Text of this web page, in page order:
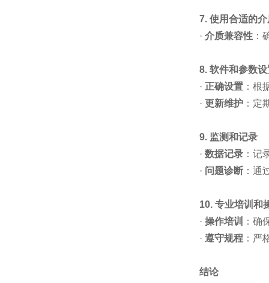
7. 使用合适的介
· 介质兼容性 ：
8. 软件和参数设
· 正确设置 ：根
· 更新维护 ：定
9. 监测和记录
· 数据记录 ：记
· 问题诊断 ：通
10. 专业培训和
· 操作培训
：确
· 遵守规程 ：严
结论